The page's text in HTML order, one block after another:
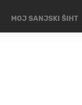
MOJ SANJSKI ŠIHT